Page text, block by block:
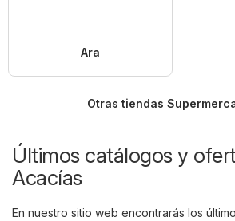
Ara
Otras tiendas
Últimos catálogos y
Acacías
En nuestro sitio web encontrarás los